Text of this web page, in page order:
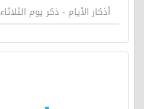
أذكار الأيام - ذكر يوم الثلاثاء